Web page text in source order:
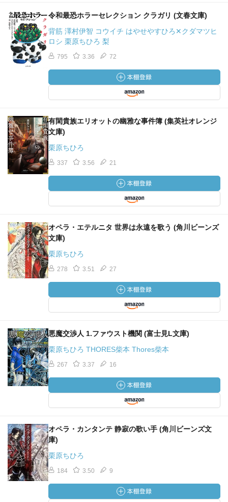
令和最恐ホラーセレクション クラガリ (文春文庫)
背筋 澤村伊智 コウイチ はやせやすひろ✕クダマツヒ
ロシ 栗原ちひろ 梨
795 3.36 72
有閑貴族エリオットの幽雅な事件簿 (集英社オレンジ
文庫)
栗原ちひろ
337 3.56 21
オペラ・エテルニタ 世界は永遠を歌う (角川ビーンズ
文庫)
栗原ちひろ
278 3.51 27
悪魔交渉人 1.ファウスト機関 (富士見L文庫)
栗原ちひろ THORES柴本 Thores柴本
267 3.37 16
オペラ・カンタンテ 静寂の歌い手 (角川ビーンズ文
庫)
栗原ちひろ
184 3.50 9